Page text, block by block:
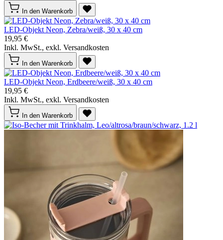
In den Warenkorb
LED-Objekt Neon, Zebra/weiß, 30 x 40 cm
19,95 €
Inkl. MwSt., exkl. Versandkosten
In den Warenkorb
LED-Objekt Neon, Erdbeere/weiß, 30 x 40 cm
19,95 €
Inkl. MwSt., exkl. Versandkosten
In den Warenkorb